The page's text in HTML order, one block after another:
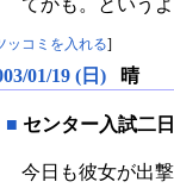
ッコミを入れる]
01/19 (日) 晴
■ センター入試二
今日も彼女が出撃